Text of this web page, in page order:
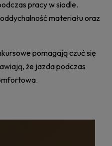
pracy w siodle.
materiału oraz
pomagają czuć się
że jazda podczas